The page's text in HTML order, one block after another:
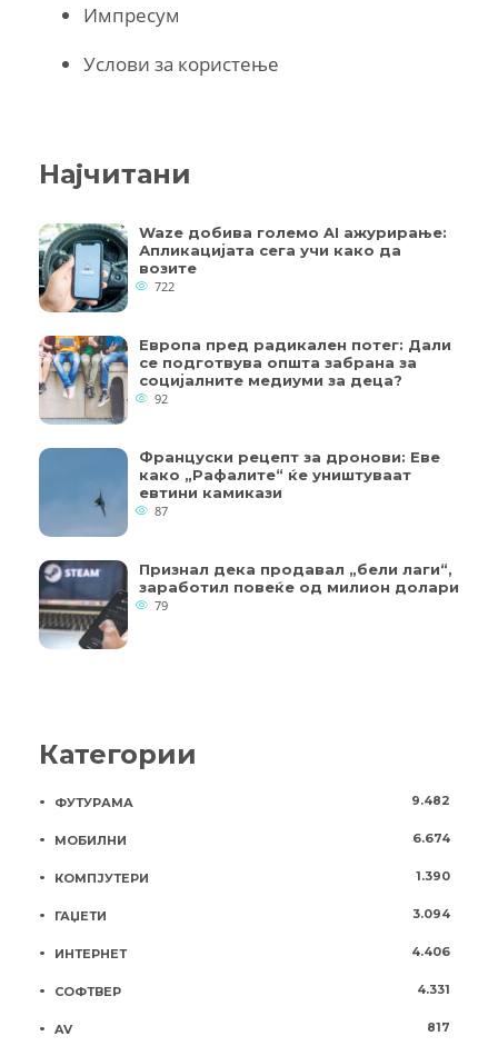
Импресум
Услови за користење
Најчитани
Waze добива големо AI ажурирање:
Апликацијата сега учи како да
возите
722
Европа пред радикален потег: Дали
се подготвува општа забрана за
социјалните медиуми за деца?
92
Француски рецепт за дронови: Еве
како „Рафалите“ ќе уништуваат
евтини камикази
87
Признал дека продавал „бели лаги“,
заработил повеќе од милион долари
79
Категории
ФУТУРАМА 9.482
МОБИЛНИ 6.674
КОМПЈУТЕРИ 1.390
ГАЏЕТИ 3.094
ИНТЕРНЕТ 4.406
СОФТВЕР 4.331
AV 817